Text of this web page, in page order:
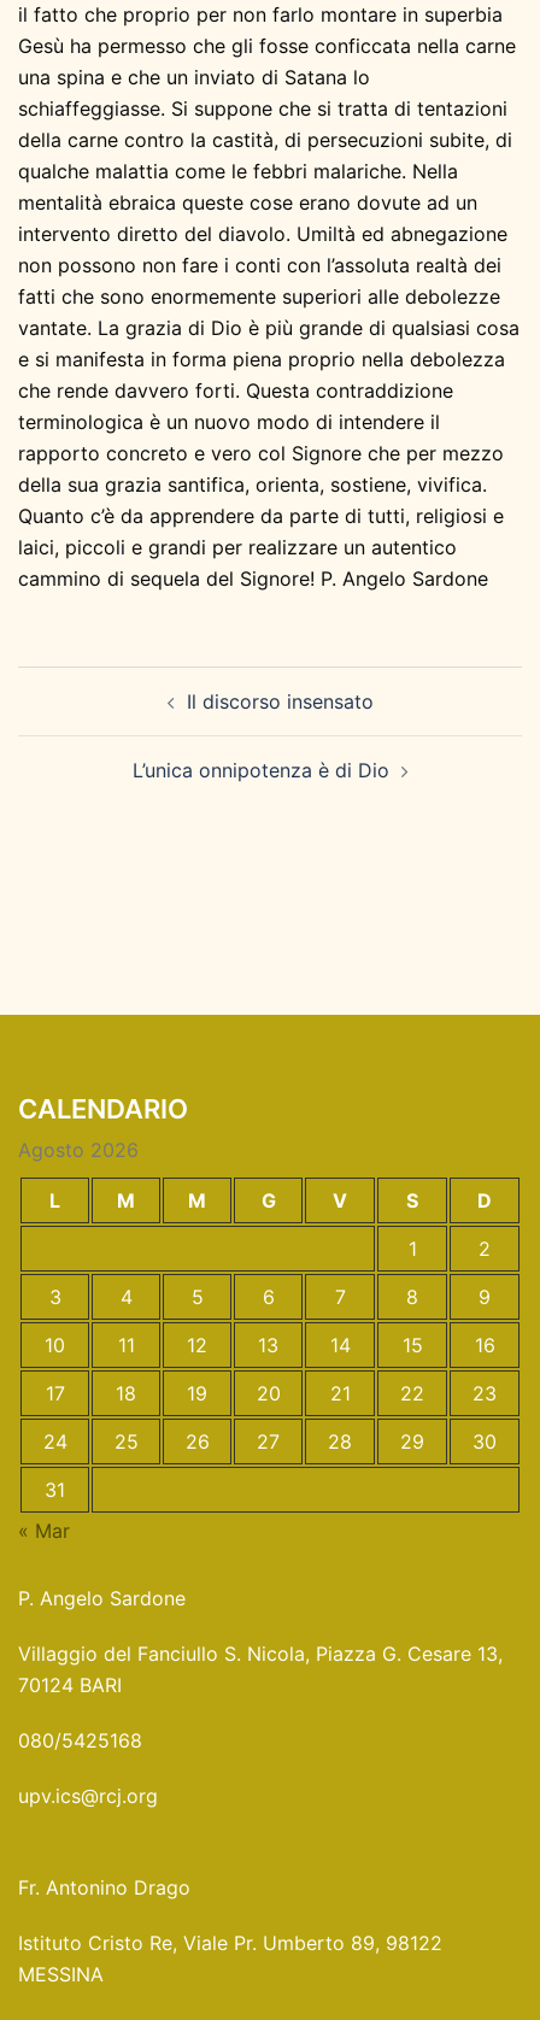
il fatto che proprio per non farlo montare in superbia
Gesù ha permesso che gli fosse conficcata nella carne
una spina e che un inviato di Satana lo
schiaffeggiasse. Si suppone che si tratta di tentazioni
della carne contro la castità, di persecuzioni subite, di
qualche malattia come le febbri malariche. Nella
mentalità ebraica queste cose erano dovute ad un
intervento diretto del diavolo. Umiltà ed abnegazione
non possono non fare i conti con l’assoluta realtà dei
fatti che sono enormemente superiori alle debolezze
vantate. La grazia di Dio è più grande di qualsiasi cosa
e si manifesta in forma piena proprio nella debolezza
che rende davvero forti. Questa contraddizione
terminologica è un nuovo modo di intendere il
rapporto concreto e vero col Signore che per mezzo
della sua grazia santifica, orienta, sostiene, vivifica.
Quanto c’è da apprendere da parte di tutti, religiosi e
laici, piccoli e grandi per realizzare un autentico
cammino di sequela del Signore! P. Angelo Sardone
Il discorso insensato
L’unica onnipotenza è di Dio
CALENDARIO
Agosto 2026
L M M G V S
D
1
2
3
4 5 6 7 8
9
10
11 12 13 14 15
16
17
18 19 20 21 22
23
24
25 26 27 28 29
30
31
« Mar
P. Angelo Sardone
Villaggio del Fanciullo S. Nicola, Piazza G. Cesare 13,
70124 BARI
080/5425168
upv.ics@rcj.org
Fr. Antonino Drago
Istituto Cristo Re, Viale Pr. Umberto 89, 98122
MESSINA